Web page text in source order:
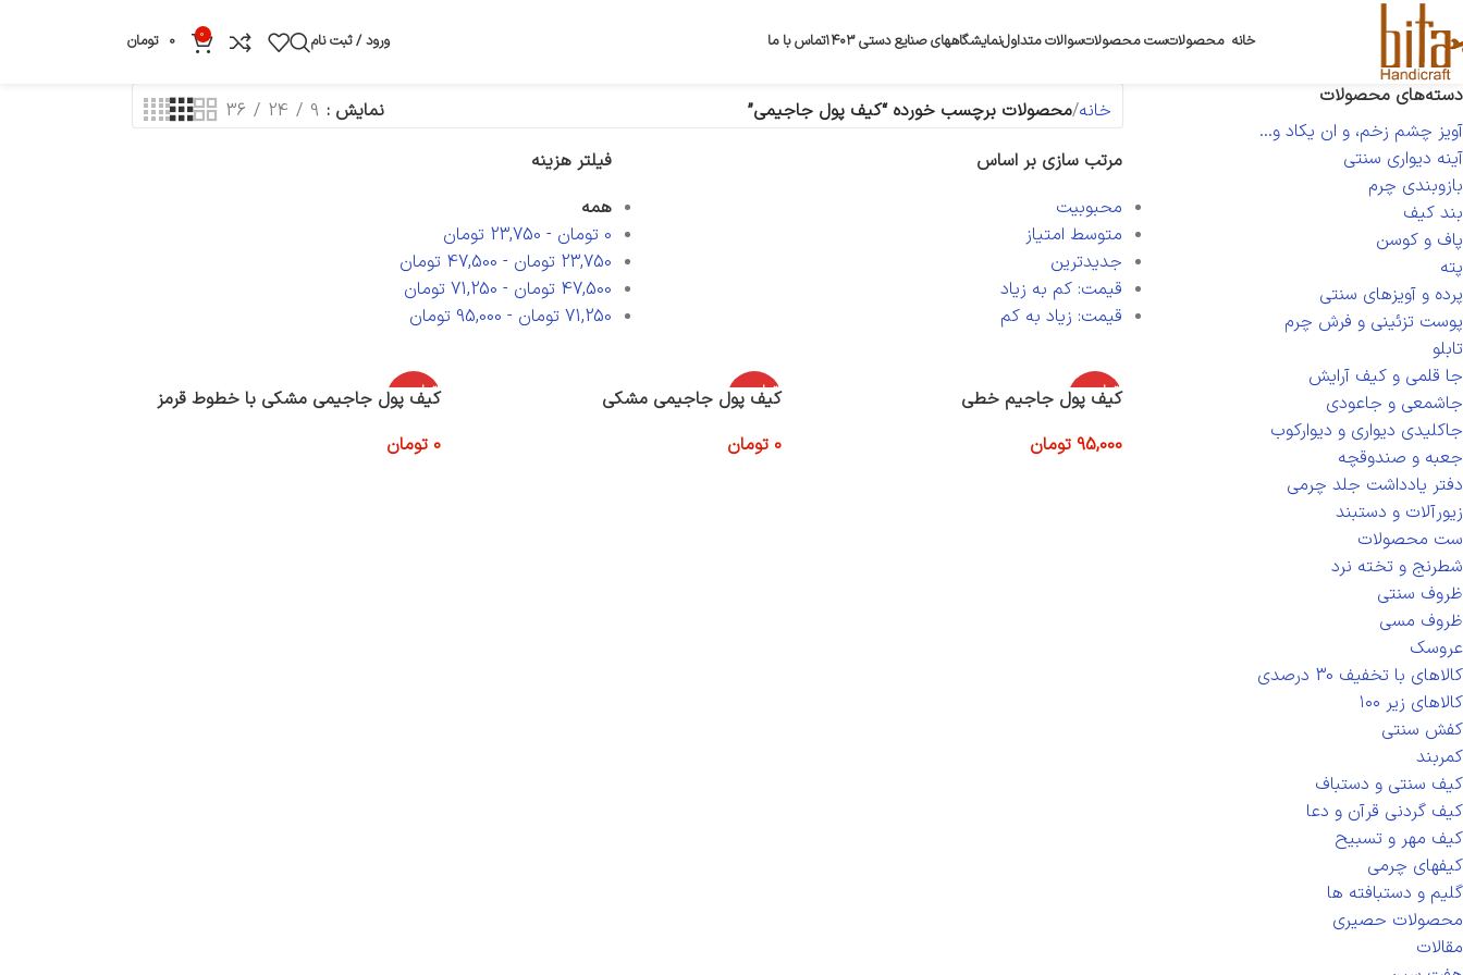
خانه محصولاتست محصولاتسوالات متداولنمایشگاههای صنایع دستی ۱۴۰۳ تماس با ما ورود / ثبت نام 0
0 تومان
دسته‌های محصولات
آویز چشم زخم، و ان یکاد و...
آینه دیواری سنتی
بازوبندی چرم
بند کیف
پاف و کوسن
پته
پرده و آویزهای سنتی
پوست تزئینی و فرش چرم
تابلو
جا قلمی و کیف آرایش
جاشمعی و جاعودی
جاکلیدی دیواری و دیوارکوب
جعبه و صندوقچه
دفتر یادداشت جلد چرمی
زیورآلات و دستبند
ست محصولات
شطرنج و تخته نرد
ظروف سنتی
ظروف مسی
عروسک
کالاهای با تخفیف 30 درصدی
کالاهای زیر ۱۰۰
کفش سنتی
کمربند
کیف سنتی و دستباف
کیف گردنی قرآن و دعا
کیف مهر و تسبیح
کیفهای چرمی
گلیم و دستبافته ها
محصولات حصیری
مقالات
خانه محصولات برچسب خورده “کیف پول جاجیمی” نمایش 9
24
36
مرتب سازی بر اساس
محبوبیت
متوسط امتیاز
جدیدترین
قیمت: کم به زیاد
قیمت: زیاد به کم
فیلتر هزینه
همه
0 تومان -
23,750 تومان
23,750 تومان -
47,500 تومان
47,500 تومان -
71,250 تومان
71,250 تومان -
95,000 تومان
اتمام موج
ودی
کیف پول جاجیم خطی
95,000 تومان
اتمام موج
ودی
کیف پول جاجیمی مشکی
0 تومان
اتمام موج
ودی
کیف پول جاجیمی مشکی با خطوط قرمز
0 تومان